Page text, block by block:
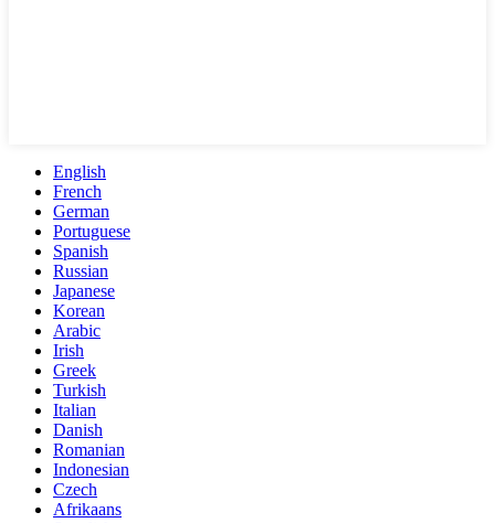
English
French
German
Portuguese
Spanish
Russian
Japanese
Korean
Arabic
Irish
Greek
Turkish
Italian
Danish
Romanian
Indonesian
Czech
Afrikaans